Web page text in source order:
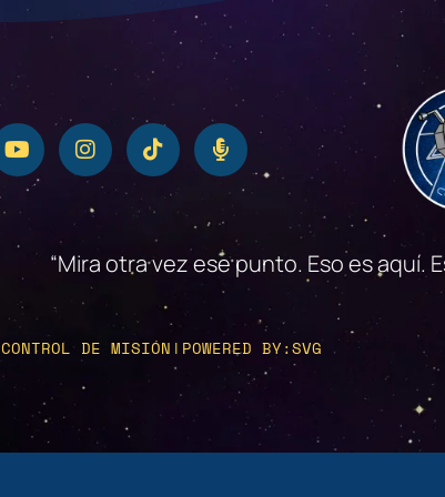
“Mira otra vez ese punto. Eso es aquí.
CONTROL DE MISIÓN | POWERED BY:SVG